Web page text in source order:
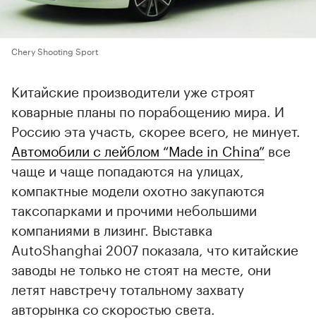
Chery Shooting Sport
Китайские производители уже строят
коварные планы по порабощению мира. И
Россию эта участь, скорее всего, не минует.
Автомобили с лейблом “Made in China” все
чаще и чаще попадаются на улицах,
компактные модели охотно закупаются
таксопарками и прочими небольшими
компаниями в лизинг. Выставка
AutoShanghai 2007 показала, что китайские
заводы не только не стоят на месте, они
летят навстречу тотальному захвату
авторынка со скоростью света.